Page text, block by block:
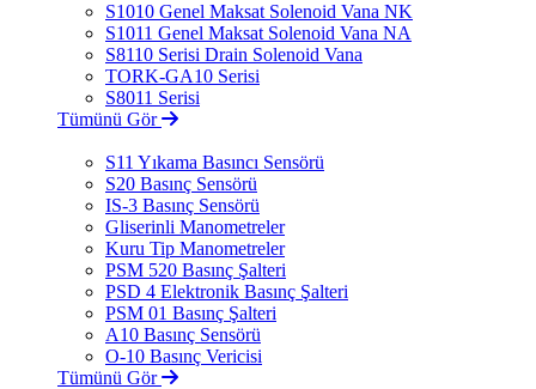
S1010 Genel Maksat Solenoid Vana NK
S1011 Genel Maksat Solenoid Vana NA
S8110 Serisi Drain Solenoid Vana
TORK-GA10 Serisi
S8011 Serisi
Tümünü Gör
S11 Yıkama Basıncı Sensörü
S20 Basınç Sensörü
IS-3 Basınç Sensörü
Gliserinli Manometreler
Kuru Tip Manometreler
PSM 520 Basınç Şalteri
PSD 4 Elektronik Basınç Şalteri
PSM 01 Basınç Şalteri
A10 Basınç Sensörü
O-10 Basınç Vericisi
Tümünü Gör